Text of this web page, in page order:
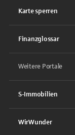
Karte sperren
Finanzglossar
Weitere Portale
S-Immobilien
WirWunder